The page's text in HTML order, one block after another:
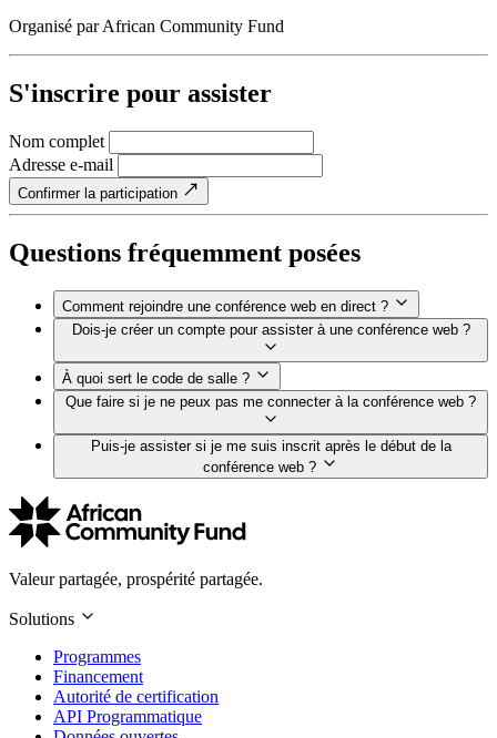
Organisé parAfrican Community Fund
S'inscrire pour assister
Nom complet
Adresse e-mail
Confirmer la participation
Questions fréquemment posées
Comment rejoindre une conférence web en direct ?
Dois-je créer un compte pour assister à une conférence web ?
À quoi sert le code de salle ?
Que faire si je ne peux pas me connecter à la conférence web ?
Puis-je assister si je me suis inscrit après le début de la
conférence web ?
Valeur partagée, prospérité partagée.
Solutions
Programmes
Financement
Autorité de certification
API Programmatique